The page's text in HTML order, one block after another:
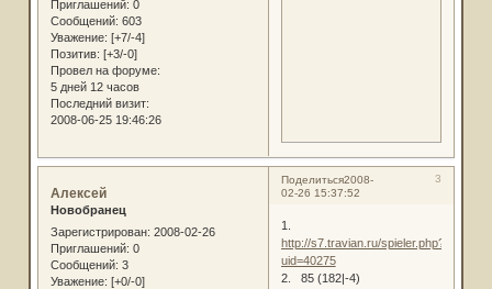
Приглашений: 0
Сообщений: 603
Уважение: [+7/-4]
Позитив: [+3/-0]
Провел на форуме:
5 дней 12 часов
Последний визит:
2008-06-25 19:46:26
Поделиться 3
2008-
02-26 15:37:52
Алексей
Новобранец
Зарегистрирован: 2008-02-26
Приглашений: 0
Сообщений: 3
Уважение: [+0/-0]
1.
http://s7.travian.ru/spieler.php?
uid=40275
2. 85 (182|-4)